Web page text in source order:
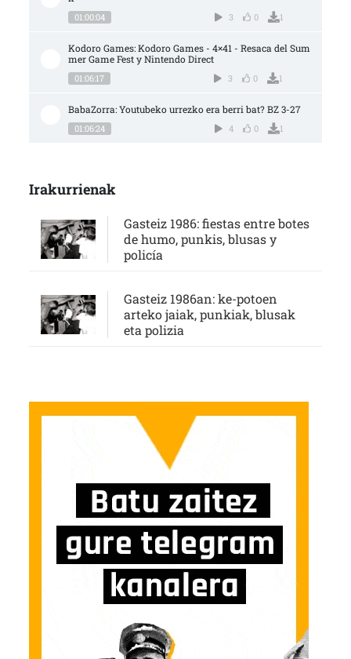
01:00:04 3 0 1
Kodoro Games: Kodoro Games - 4×41 - Resaca del Sum
mer Game Fest y Nintendo Direct
01:06:17 3 0 1
BabaZorra: Youtubeko urrezko era berri bat? BZ 3-27
01:06:24 4 0 1
Irakurrienak
Gasteiz 1986: fiestas entre botes
de humo, punkis, blusas y
policía
Gasteiz 1986an: ke-potoen
arteko jaiak, punkiak, blusak
eta polizia